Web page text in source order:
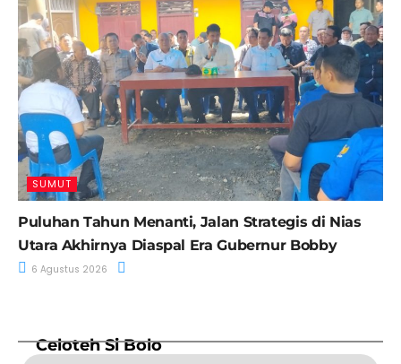
SUMUT
Puluhan Tahun Menanti, Jalan Strategis di Nias
Utara Akhirnya Diaspal Era Gubernur Bobby
6 Agustus 2026
Celoteh Si Bolo